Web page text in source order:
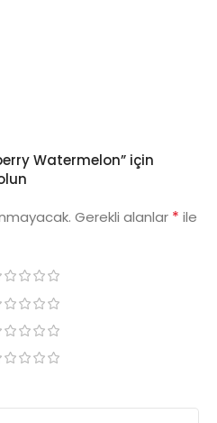
Watermelon” için
Gerekli alanlar * ile